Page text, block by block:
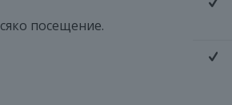
посещение.